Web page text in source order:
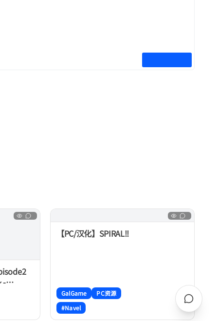
-
悪魔
【PC/汉化】SPIRAL!!
GalGame
PC资源
#Navel